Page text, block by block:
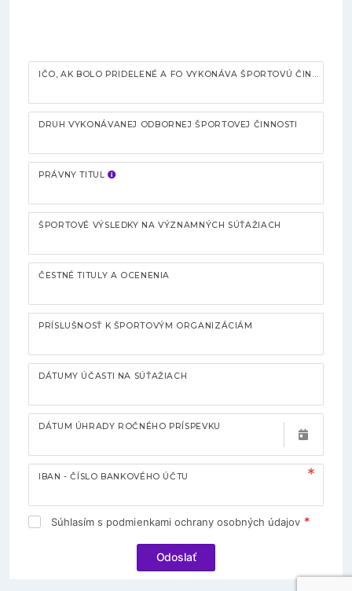
DRUH VYKONÁVANEJ ODBORNEJ ŠPORTOVEJ ČINNOSTI
PRÁVNY TITUL
ŠPORTOVÉ VÝSLEDKY NA VÝZNAMNÝCH SÚŤAŽIACH
ČESTNÉ TITULY A OCENENIA
PRÍSLUŠNOSŤ K ŠPORTOVÝM ORGANIZÁCIÁM
DÁTUMY ÚČASTI NA SÚŤAŽIACH
DÁTUM ÚHRADY ROČNÉHO PRÍSPEVKU
IBAN - ČÍSLO BANKOVÉHO ÚČTU
Súhlasím s podmienkami ochrany osobných údajov
Odoslať